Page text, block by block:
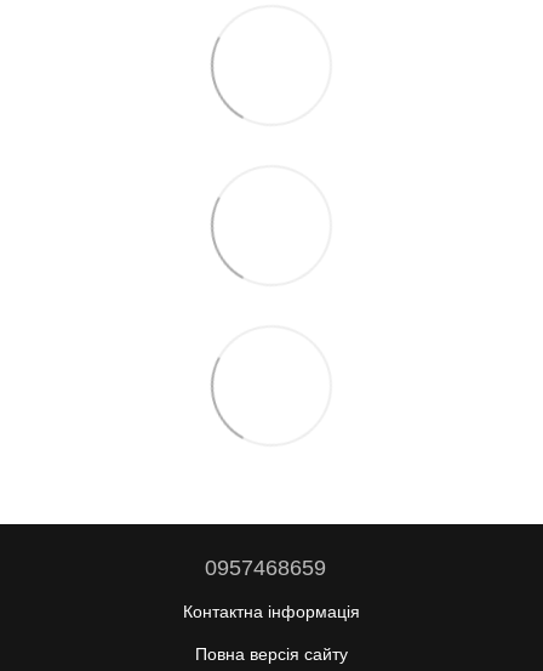
0957468659
Контактна інформація
Повна версія сайту